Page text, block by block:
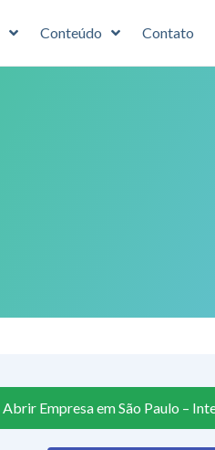
Conteúdo Contato
Abrir Empresa em São Paulo –